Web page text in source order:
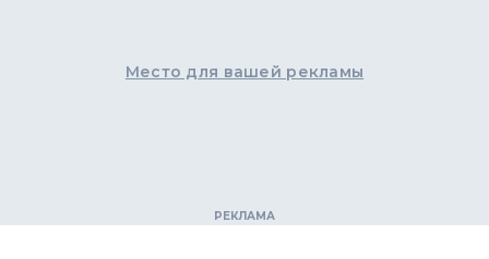
Место для вашей рекламы